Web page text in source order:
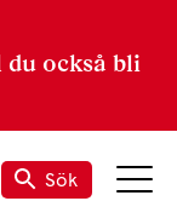
också bli
Sök